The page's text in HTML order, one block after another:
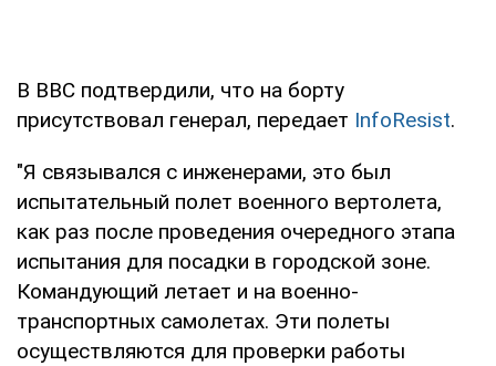
В ВВС подтвердили, что на борту
присутствовал генерал, передает InfoResist.
"Я связывался с инженерами, это был
испытательный полет военного вертолета,
как раз после проведения очередного этапа
испытания для посадки в городской зоне.
Командующий летает и на военно-
транспортных самолетах. Эти полеты
осуществляются для проверки работы